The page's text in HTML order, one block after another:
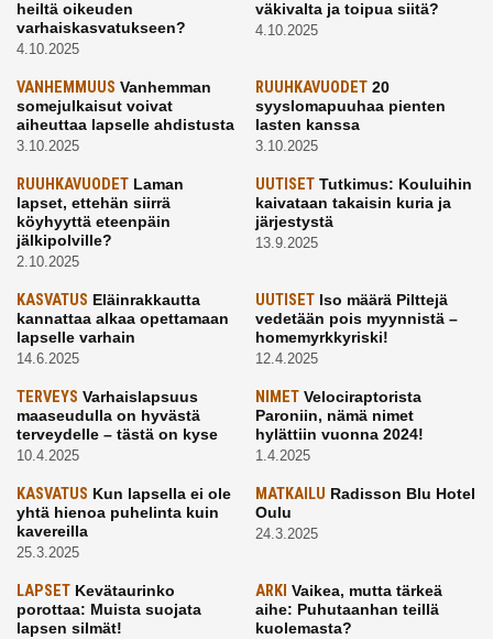
heiltä oikeuden
varhaiskasvatukseen?
4.10.2025
väkivalta ja toipua siitä?
4.10.2025
VANHEMMUUS Vanhemman
somejulkaisut voivat
aiheuttaa lapselle ahdistusta
3.10.2025
RUUHKAVUODET20
syyslomapuuhaa pienten
lasten kanssa
3.10.2025
RUUHKAVUODET Laman
lapset, ettehän siirrä
köyhyyttä eteenpäin
jälkipolville?
2.10.2025
UUTISETTutkimus: Kouluihin
kaivataan takaisin kuria ja
järjestystä
13.9.2025
KASVATUS Eläinrakkautta
kannattaa alkaa opettamaan
lapselle varhain
14.6.2025
UUTISETIso määrä Pilttejä
vedetään pois myynnistä –
homemyrkkyriski!
12.4.2025
TERVEYS Varhaislapsuus
maaseudulla on hyvästä
terveydelle – tästä on kyse
10.4.2025
NIMETVelociraptorista
Paroniin, nämä nimet
hylättiin vuonna 2024!
1.4.2025
KASVATUS Kun lapsella ei ole
yhtä hienoa puhelinta kuin
kavereilla
25.3.2025
MATKAILU Radisson Blu Hotel
Oulu
24.3.2025
LAPSET Kevätaurinko
porottaa: Muista suojata
lapsen silmät!
ARKI Vaikea, mutta tärkeä
aihe: Puhutaanhan teillä
kuolemasta?